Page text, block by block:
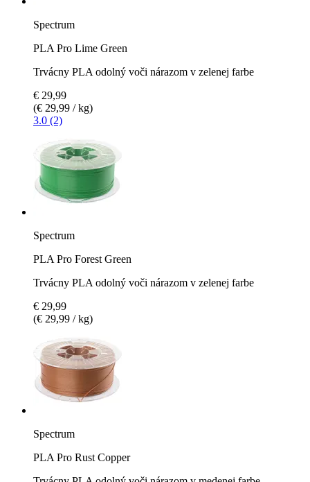
Spectrum
PLA Pro Lime Green
Trvácny PLA odolný voči nárazom v zelenej farbe
€ 29,99
(€ 29,99 / kg)
3.0 (2)
Spectrum
PLA Pro Forest Green
Trvácny PLA odolný voči nárazom v zelenej farbe
€ 29,99
(€ 29,99 / kg)
Spectrum
PLA Pro Rust Copper